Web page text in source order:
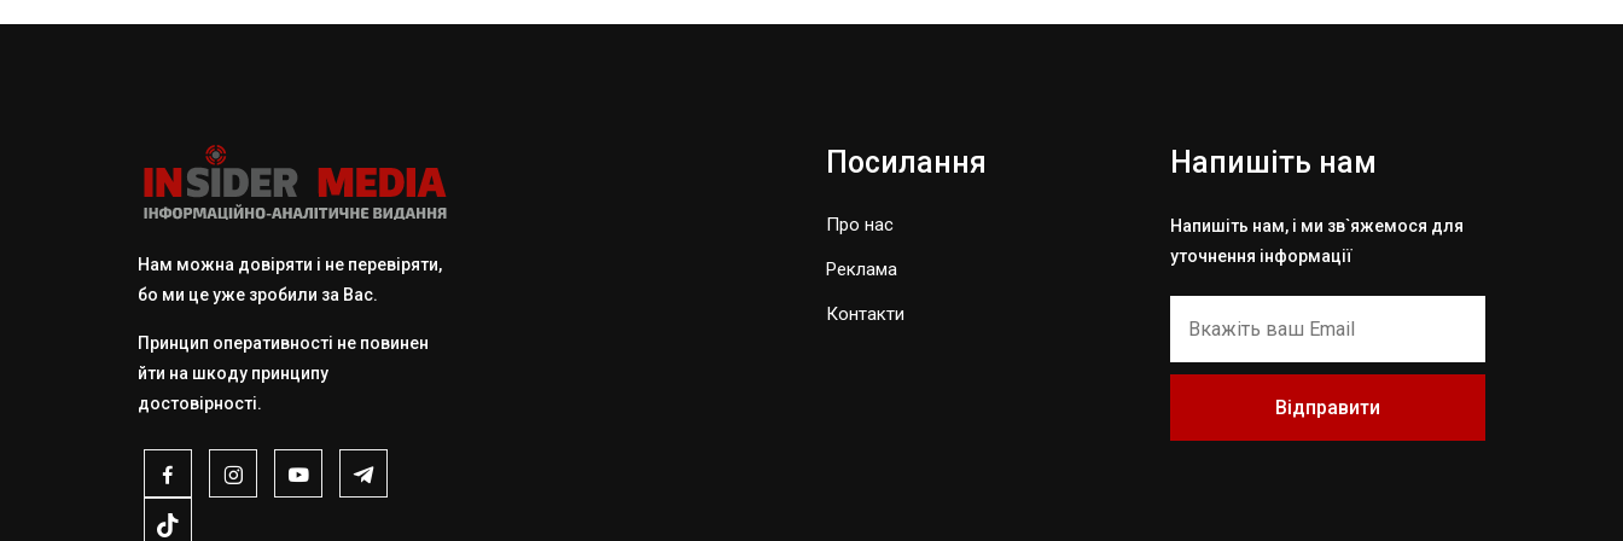
Нам можна довіряти і не перевіряти,
бо ми це уже зробили за Вас.
Принцип оперативності не повинен
йти на шкоду принципу
достовірності.
Посилання
Про нас
Реклама
Контакти
Напишіть нам
Напишіть нам, і ми зв`яжемося для
уточнення інформації
Відправити